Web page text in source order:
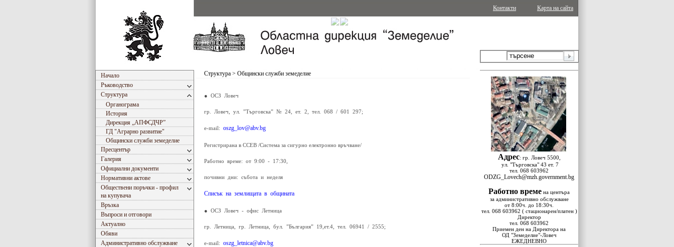
Карта на сайта
Контакти
Начало
Ръководство
Структура
Органограма
История
Дирекция „АПФСДЧР”
ГД "Аграрно развитиe"
Общински служби земеделие
Пресцентър
Галерия
Официални документи
Нормативни актове
Обществени поръчки - профил
на купувача
Връзка
Въпроси и отговори
Актуално
Обяви
Административно обслужване
Структура > Общински служби земеделие
● ОСЗ Ловеч
гр. Ловеч, ул. ”Търговска” № 24, ет. 2, тел. 068 / 601 297;
e-mail: oszg_lov@abv.bg
Регистрирана в ССЕВ /Система за сигурно електронно връчване/
Работно време: от 9:00 - 17:30,
почивни дни: събота и неделя
Списък на землищата в общината
● ОСЗ Ловеч - офис Летница
гр. Летница, гр. Летница, бул. ”България” 19,ет.4, тел. 06941 / 2555;
e-mail: oszg_letnica@abv.bg
Адрес: гр. Ловеч 5500,
ул. "Търговска" 43 ет. 7
тел. 068 603962
ODZG_Lovech@mzh.government.bg
Работно време на центъра
за административно обслужване
от 8:00ч. до 18:30ч.
тел. 068 603962 ( стационарен/платен )
Директор
тел. 068 603962
Приемен ден на Директора на
ОД "Земеделие"-Ловеч
ЕЖЕДНЕВНО